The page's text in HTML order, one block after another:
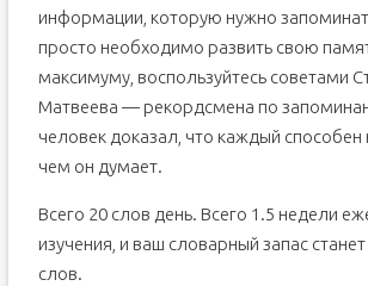
информации, которую нужно
просто необходимо развить свою
максимуму, воспользуйтесь советами
Матвеева — рекордсмена по
человек доказал, что каждый способен
чем он думает.
Всего 20 слов день. Всего 1.5 недели
изучения, и ваш словарный запас
слов.